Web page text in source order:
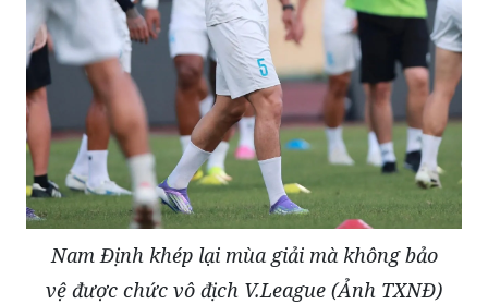
Nam Định khép lại mùa giải mà không bảo
vệ được chức vô địch V.League (Ảnh TXNĐ)